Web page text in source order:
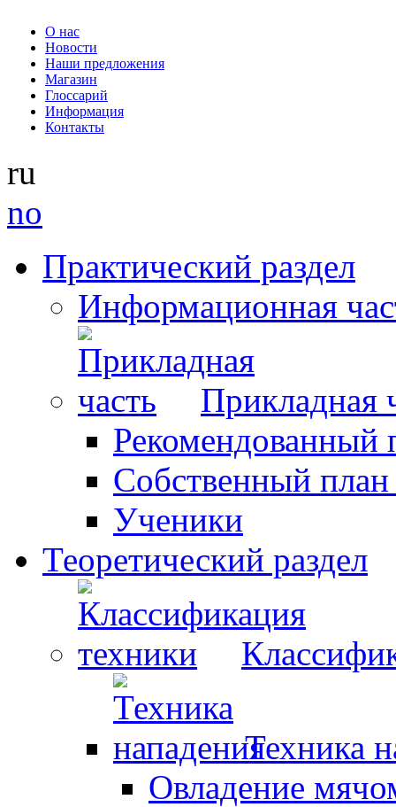
О нас
Новости
Наши предложения
Магазин
Глоссарий
Информация
Контакты
ru
no
Практический раздел
Информационная
Прикладная
Рекомендованный
Собственный
Ученики
Теоретический раздел
Техника
Овладение